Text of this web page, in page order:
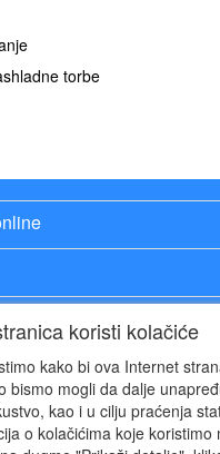
torbe
011 402 96 54
koristi kolačiće
kako bi ova Internet
bismo mogli da dalje
kao i u cilju praćenja
o kolačićima koje koristimo